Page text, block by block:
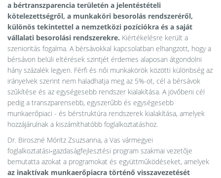
a bértranszparencia területén a jelentéstételi
kötelezettségről, a munkaköri besorolás rendszeréről,
különös tekintettel a nemzetközi pozíciókra és a saját
vállalati besorolási rendszerekre. Kiértékelésre került a
szenioritás fogalma. A bérsávokkal kapcsolatban elhangzott, hogy a
bérsávon belüli eltérések szintjét érdemes alaposan átgondolni
hány százalék legyen. Férfi és női munkakörök közötti különbség az
irányelvek szerint nem haladhatja meg az 5%-ot, cél a bérsávok
szűkítése és az egységesebb rendszer kialakítása. A jövőbeni cél
pedig a transzparensebb, egyszerűbb és egységesebb
munkaerőpiaci - és bérstruktúra rendszerek kialakítása, amelyek
hozzájárulnak a kiszámíthatóbb foglalkoztatáshoz.
Dr. Biroszné Móritz Zsuzsanna, a Vas vármegyei
foglalkoztatási‑gazdaságfejlesztési program szakmai vezetője
bemutatta azokat a programokat és együttműködéseket, amelyek
az inaktívak munkaerőpiacra történő visszavezetését